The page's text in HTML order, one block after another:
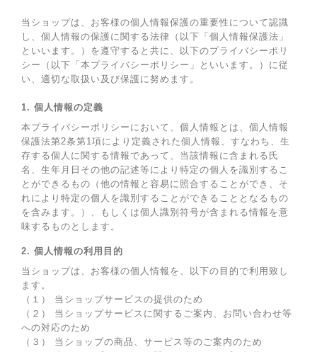
当ショップは、お客様の個人情報保護の重要性について認識
し、個人情報の保護に関する法律（以下「個人情報保護法」
といいます。）を遵守すると共に、以下のプライバシーポリ
シー（以下「本プライバシーポリシー」といいます。）に従
い、適切な取扱い及び保護に努めます。
1. 個人情報の定義
本プライバシーポリシーにおいて、個人情報とは、個人情報
保護法第2条第1項により定義された個人情報、すなわち、生
存する個人に関する情報であって、当該情報に含まれる氏
名、生年月日その他の記述等により特定の個人を識別するこ
とができるもの（他の情報と容易に照合することができ、そ
れにより特定の個人を識別することができることとなるもの
を含みます。）、もしくは個人識別符号が含まれる情報を意
味するものとします。
2. 個人情報の利用目的
当ショップは、お客様の個人情報を、以下の目的で利用致し
ます。
（１） 当ショップサービスの提供のため
（２） 当ショップサービスに関するご案内、お問い合わせ等
への対応のため
（３） 当ショップの商品、サービス等のご案内のため